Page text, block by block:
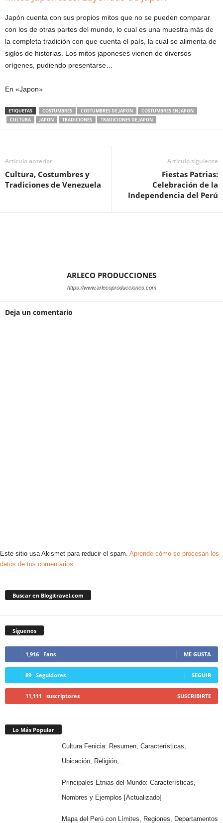
Japón cuenta con sus propios mitos que no se pueden comparar
con los de otras partes del mundo, lo cual es una muestra más de
la completa tradición con que cuenta el país, la cual se alimenta de
siglos de historias. Los mitos japoneses vienen de diversos
orígenes, pudiendo presentarse…
En «Japon»
ETIQUETAS COSTUMBRES COSTUMBRES DE JAPON
COSTUMBRES EN JAPON
CULTURA
JAPON TRADICIONES TRADICIONES DE JAPON
Artículo anterior
Cultura, Costumbres y
Tradiciones de Venezuela
Artículo siguiente
Fiestas Patrias:
Celebración de la
Independencia del Perú
ARLECO PRODUCCIONES
https://www.arlecoproducciones.com
Deja un comentario
Este sitio usa Akismet para reducir el spam. Aprende cómo se procesan los
datos de tus comentarios.
Buscar en Blogitravel.com
Síguenos
1,916 Fans ME GUSTA
89 Seguidores SEGUIR
11,111 suscriptores SUSCRIBIRTE
Lo Más Popular
Cultura Fenicia: Resumen, Características,
Ubicación, Religión,...
Principales Etnias del Mundo: Características,
Nombres y Ejemplos [Actualizado]
Mapa del Perú con Límites, Regiones, Departamentos